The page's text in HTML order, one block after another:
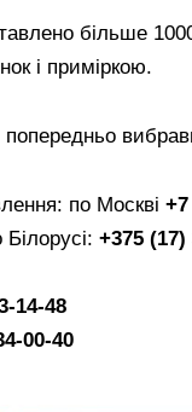
більше
і приміркою.
по Москві
+375 (17)
14-48
00-40